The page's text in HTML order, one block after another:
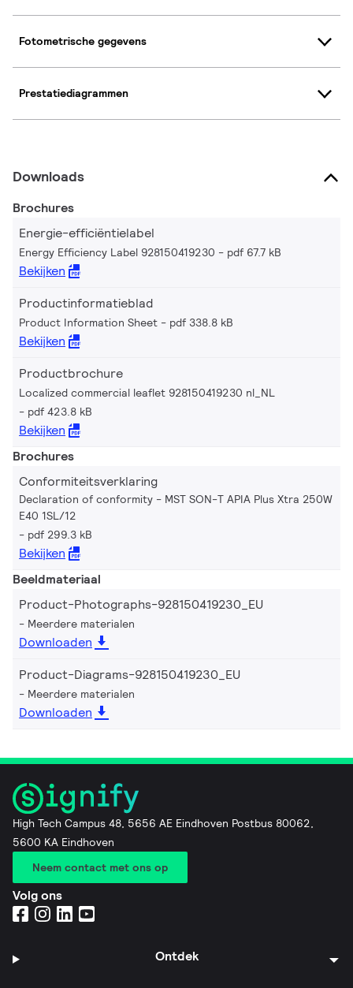
Fotometrische gegevens
Prestatiediagrammen
Downloads
Brochures
Energie-efficiëntielabel
Energy Efficiency Label 928150419230 pdf 67.7 kB
Bekijken
Productinformatieblad
Product Information Sheet pdf 338.8 kB
Bekijken
Productbrochure
Localized commercial leaflet 928150419230 nl_NL
pdf 423.8 kB
Bekijken
Brochures
Conformiteitsverklaring
Declaration of conformity - MST SON-T APIA Plus Xtra 250W
E40 1SL/12
pdf 299.3 kB
Bekijken
Beeldmateriaal
Product-Photographs-928150419230_EU
Meerdere materialen
Downloaden
Product-Diagrams-928150419230_EU
Meerdere materialen
Downloaden
High Tech Campus 48, 5656 AE Eindhoven Postbus 80062,
5600 KA Eindhoven
Neem contact met ons op
Volg ons
Ontdek